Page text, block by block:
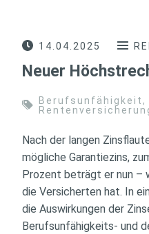
14.04.2025
Neuer
Berufsunfähigkeit ,
Nach der langen
mögliche Garantiezins,
Prozent beträgt er nun –
die Versicherten hat. In
die Auswirkungen der
Berufsunfähigkeits- und